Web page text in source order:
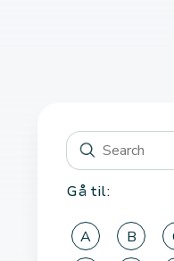
Gå til:
A B